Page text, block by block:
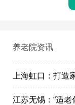
养老院资讯
上海虹口：打造
江苏无锡：“适老